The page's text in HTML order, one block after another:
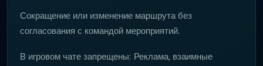
Сокращение или изменение маршрута без
согласования с командой мероприятий.
В игровом чате запрещены: Реклама, взаимные